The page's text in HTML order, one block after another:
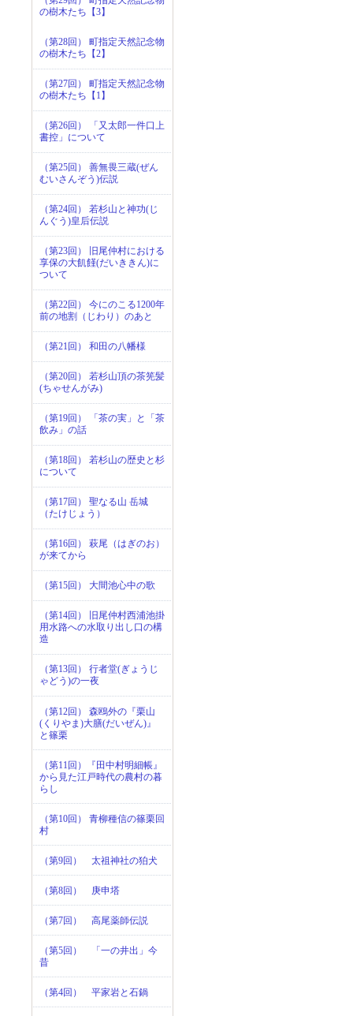
の樹木たち【3】
（第28回） 町指定天然記念物
の樹木たち【2】
（第27回） 町指定天然記念物
の樹木たち【1】
（第26回） 「又太郎一件口上
書控」について
（第25回） 善無畏三蔵(ぜん
むいさんぞう)伝説
（第24回） 若杉山と神功(じ
んぐう)皇后伝説
（第23回） 旧尾仲村における
享保の大飢饉(だいききん)に
ついて
（第22回） 今にのこる1200年
前の地割（じわり）のあと
（第21回） 和田の八幡様
（第20回） 若杉山頂の茶筅髪
(ちゃせんがみ)
（第19回） 「茶の実」と「茶
飲み」の話
（第18回） 若杉山の歴史と杉
について
（第17回） 聖なる山 岳城
（たけじょう）
（第16回） 萩尾（はぎのお）
が来てから
（第15回） 大間池心中の歌
（第14回） 旧尾仲村西浦池掛
用水路への水取り出し口の構
造
（第13回） 行者堂(ぎょうじ
ゃどう)の一夜
（第12回） 森鴎外の『栗山
(くりやま)大膳(だいぜん)』
と篠栗
（第11回）『田中村明細帳』
から見た江戸時代の農村の暮
らし
（第10回） 青柳種信の篠栗回
村
（第9回） 太祖神社の狛犬
（第8回） 庚申塔
（第7回） 高尾薬師伝説
（第5回） 「一の井出」今
昔
（第4回） 平家岩と石鍋